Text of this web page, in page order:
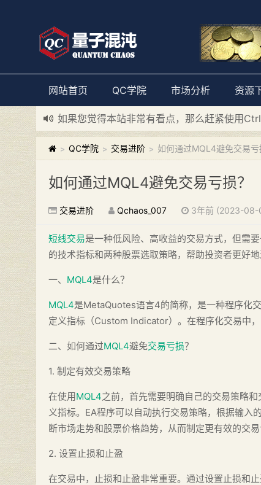
网站首页 QC学院 市场分析 资源
如果您觉得本站非常有看点，那么赶紧使用
新添加量子混沌系统板块，欢迎大家访问！---
> QC学院 > 交易进阶 > 如何通过MQL4避免交易亏
如何通过MQL4避免交易亏损？
交易进阶 Qchaos_007 3年前 (2023-08-
短线交易是一种低风险、高收益的交易方式，但需
的技术指标和两种股票选取策略，帮助投资者更好
一、 MQL4是什么？
MQL4是MetaQuotes语言4的简称，是一种程序化
定义指标（Custom Indicator）。在程序化交易中，
二、如何通过MQL4避免交易亏损？
1. 制定有效交易策略
在使用MQL4之前，首先需要明确自己的交易策略
义指标。EA程序可以自动执行交易策略，根据输入
断市场走势和股票价格趋势，从而制定更有效的交易
2. 设置止损和止盈
在交易中，止损和止盈非常重要。通过设置止损和